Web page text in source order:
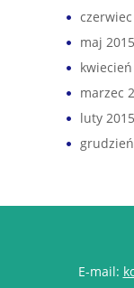
maj 2015
marzec
luty 2015
E-mail: